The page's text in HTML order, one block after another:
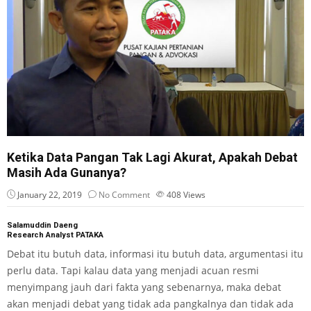
Ketika Data Pangan Tak Lagi Akurat, Apakah Debat
Masih Ada Gunanya?
January 22, 2019 No Comment 408Views
Salamuddin Daeng
Research Analyst PATAKA
Debat itu butuh data, informasi itu butuh data, argumentasi itu
perlu data. Tapi kalau data yang menjadi acuan resmi
menyimpang jauh dari fakta yang sebenarnya, maka debat
akan menjadi debat yang tidak ada pangkalnya dan tidak ada